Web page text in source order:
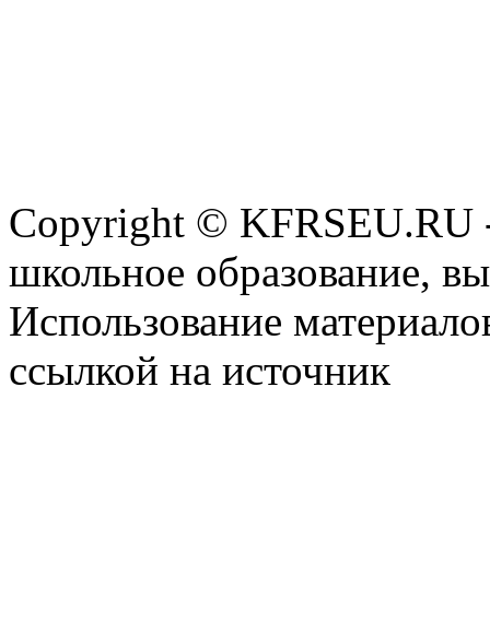
Copyright © KFRSEU.RU
школьное образование,
Использование
ссылкой на источник